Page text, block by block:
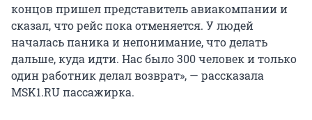
концов пришел представитель авиакомпании и
сказал, что рейс пока отменяется. У людей
началась паника и непонимание, что делать
дальше, куда идти. Нас было 300 человек и только
один работник делал возврат», — рассказала
MSK1.RU пассажирка.